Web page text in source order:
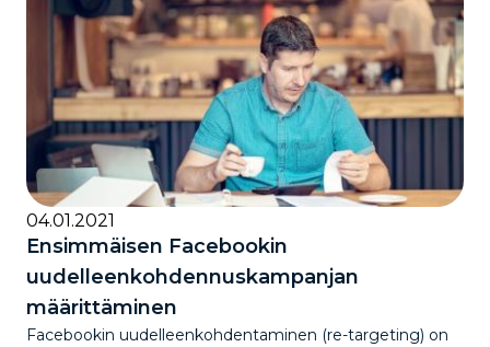
04.01.2021
Ensimmäisen Facebookin
uudelleenkohdennuskampanjan
määrittäminen
Facebookin uudelleenkohdentaminen (re-targeting) on